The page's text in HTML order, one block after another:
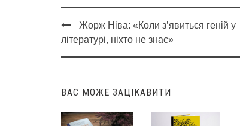
Post
navigation
Жорж Ніва: «Коли з’явиться геній у
літературі, ніхто не знає»
ВАС МОЖЕ ЗАЦІКАВИТИ